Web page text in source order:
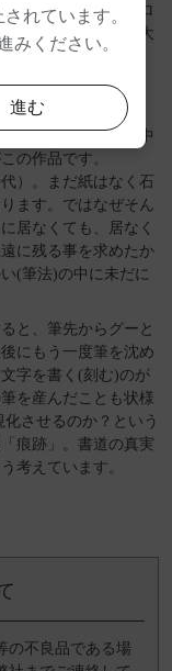
れています。
みください。
進む
都市京都2017のプロ
にも携わる。四国大
き、乾いたら真ん中
の作品です。
）。まだ紙はなく石
ます。ではなぜそん
居なくても、居なく
に残る事を求めたか
(筆法)の中に未だに
と、筆先からグーと
にもう一度筆を沈め
字を書く(刻む)のが
を産んだことも状様
させるのか？という
痕跡」。書道の真実
考えています。
の不良品である場